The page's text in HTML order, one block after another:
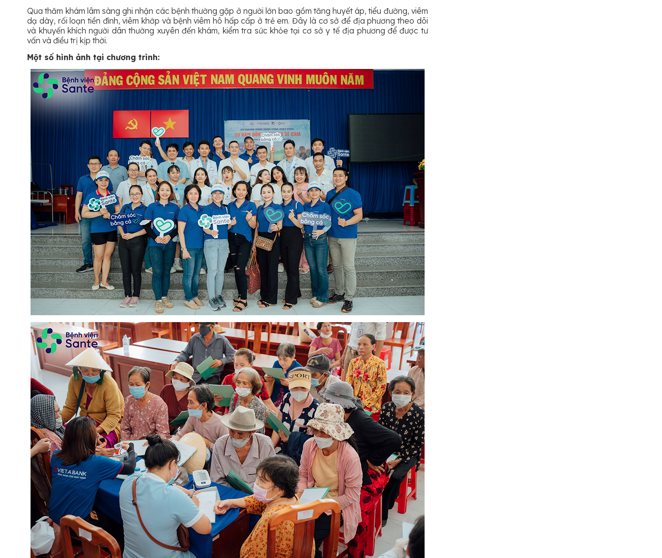
Qua thăm khám lâm sàng ghi nhận các bệnh thường gặp ở người lớn bao gồm tăng huyết áp, tiểu đường, viêm
dạ dày, rối loạn tiền đình, viêm khớp và bệnh viêm hô hấp cấp ở trẻ em. Đây là cơ sở để địa phương theo dõi
và khuyến khích người dân thường xuyên đến khám, kiểm tra sức khỏe tại cơ sở y tế địa phương để được tư
vấn và điều trị kịp thời.
Một số hình ảnh tại chương trình: